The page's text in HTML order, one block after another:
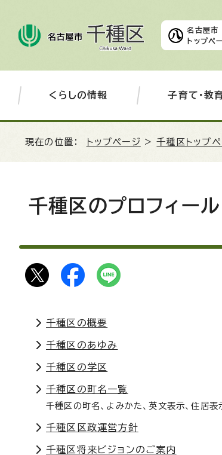
名古屋市
トップペ
くらしの情報 子育て・教
現在の位置： トップページ >千種区トップ
千種区のプロフィール
千種区の概要
千種区のあゆみ
千種区の学区
千種区の町名一覧
千種区の町名、よみかた、英文表示、住居
千種区区政運営方針
千種区将来ビジョンのご案内